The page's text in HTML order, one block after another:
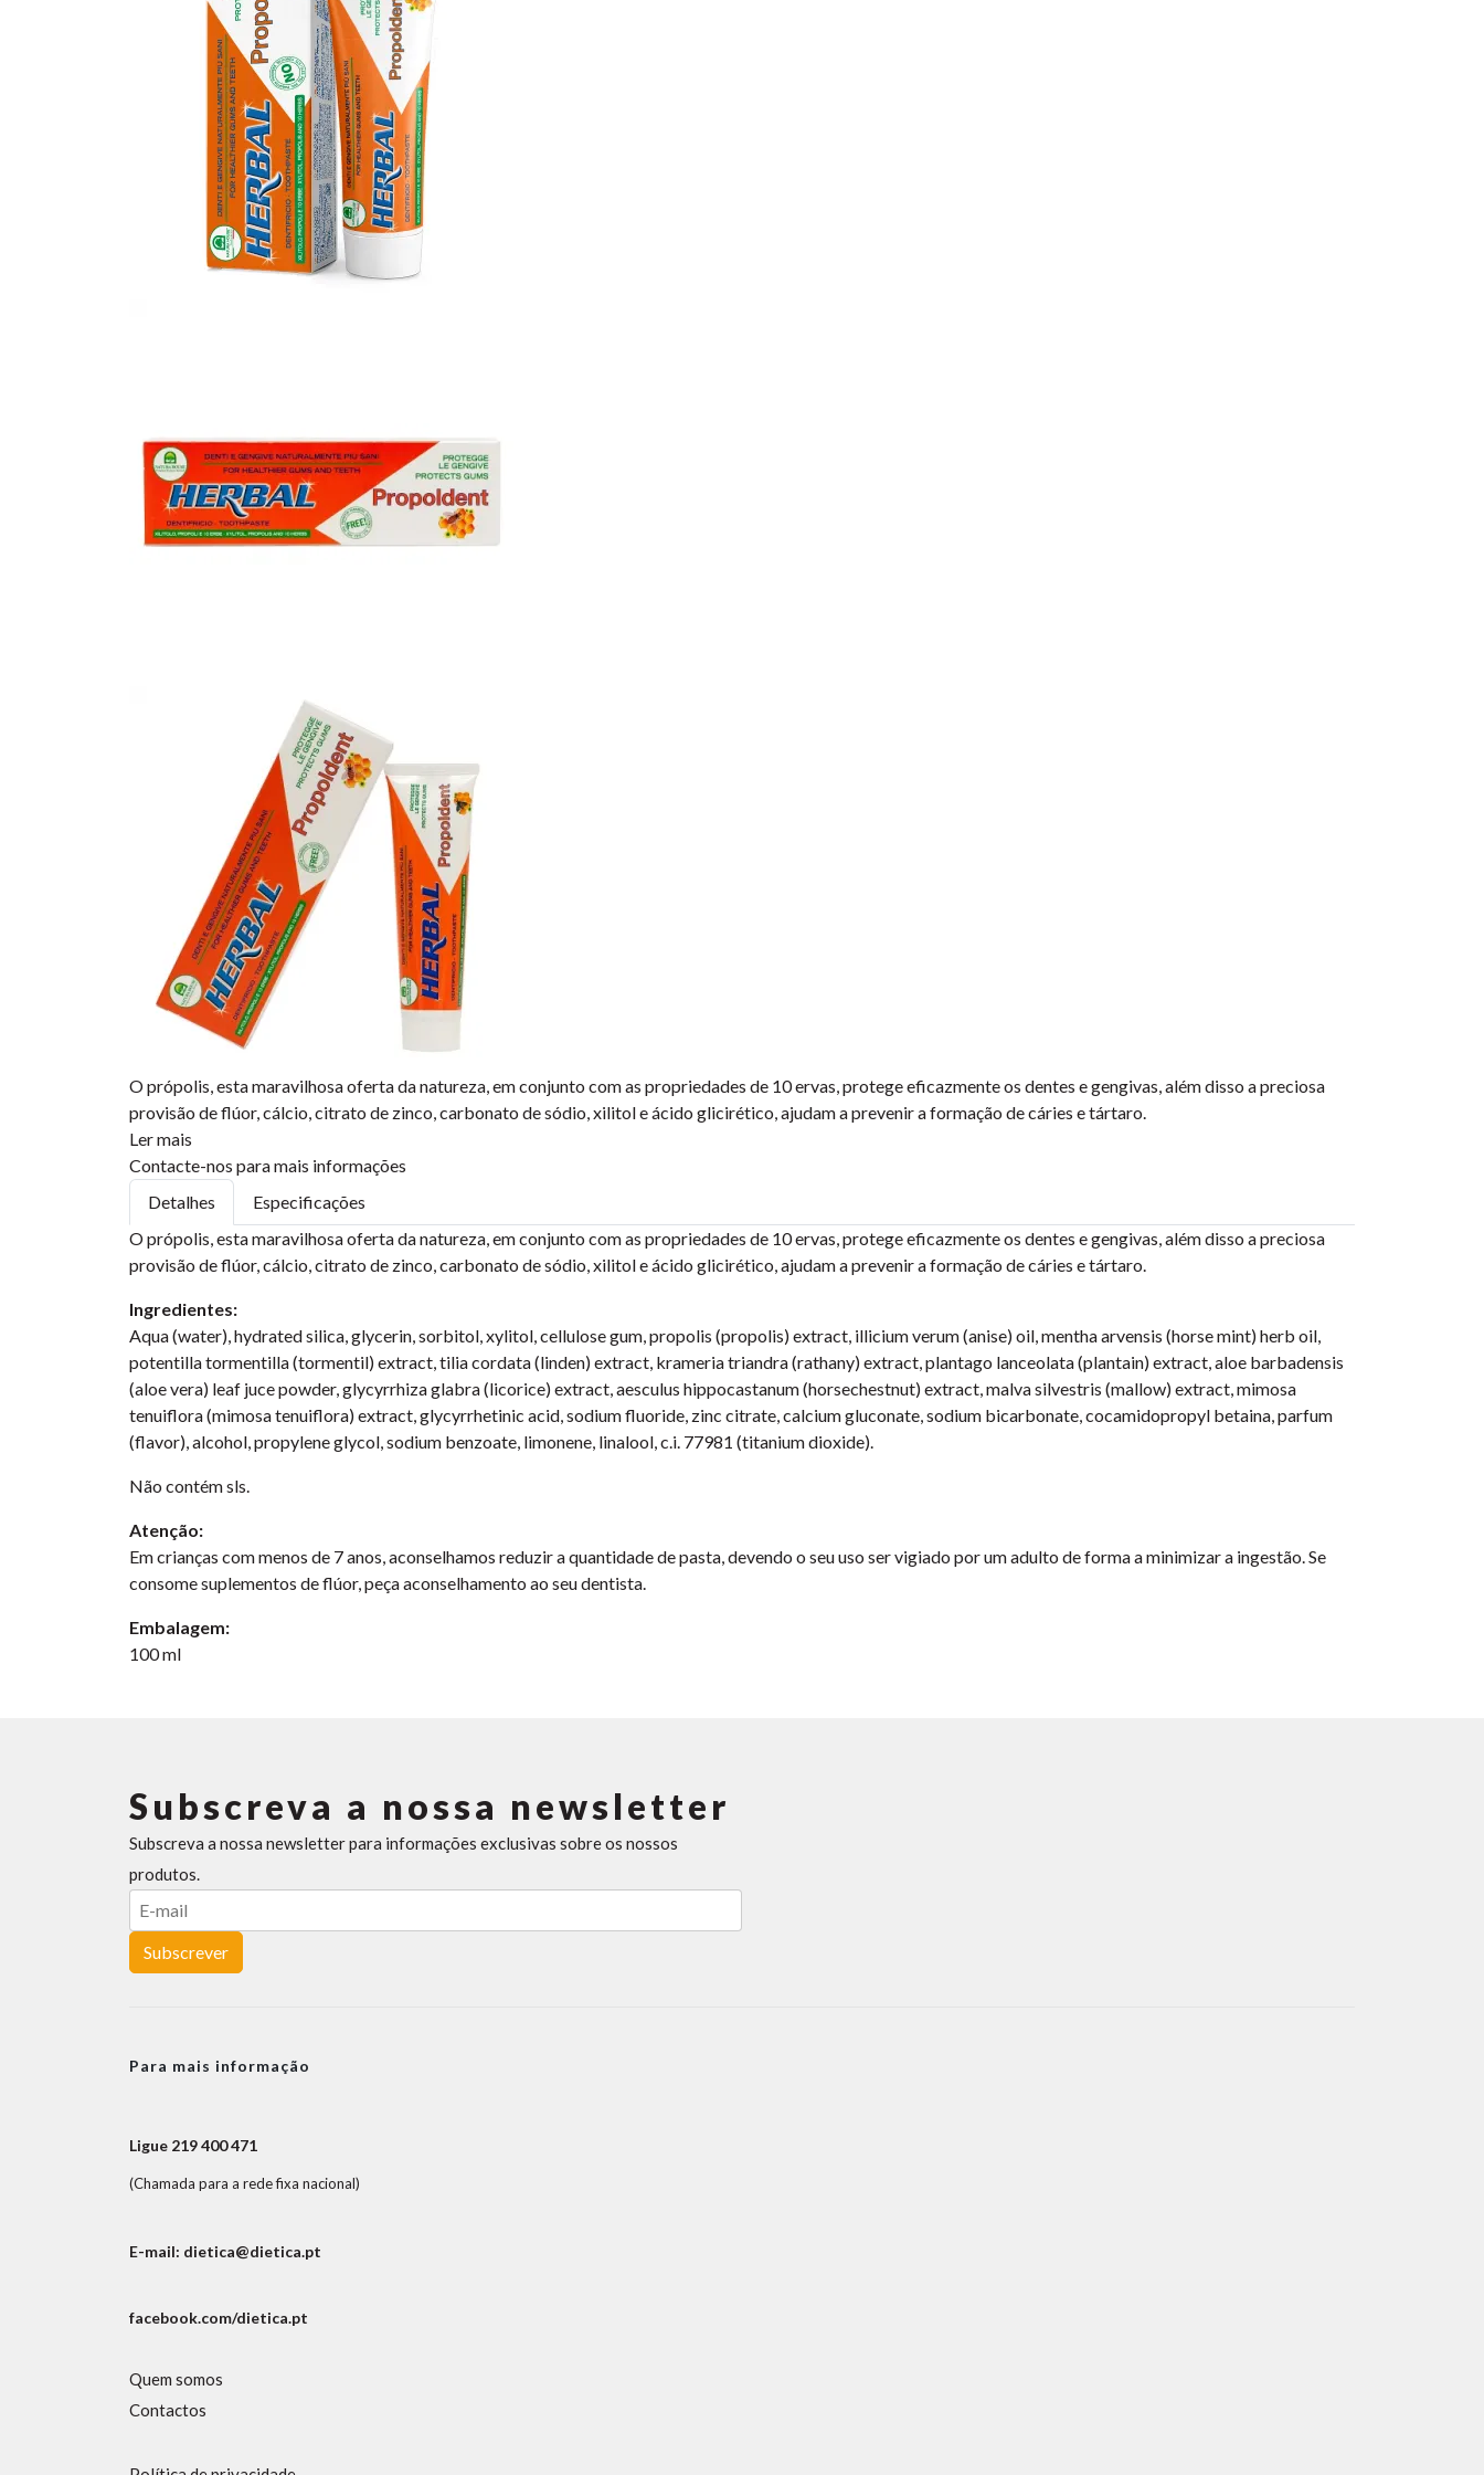
O própolis, esta maravilhosa oferta da natureza, em conjunto com as propriedades de 10 ervas, protege eficazmente os dentes e gengivas, além disso a preciosa
provisão de flúor, cálcio, citrato de zinco, carbonato de sódio, xilitol e ácido glicirético, ajudam a prevenir a formação de cáries e tártaro.
Ler mais
Contacte-nos para mais informações
Detalhes
Especificações
O própolis, esta maravilhosa oferta da natureza, em conjunto com as propriedades de 10 ervas, protege eficazmente os dentes e gengivas, além disso a preciosa
provisão de flúor, cálcio, citrato de zinco, carbonato de sódio, xilitol e ácido glicirético, ajudam a prevenir a formação de cáries e tártaro.
Ingredientes:
Aqua (water), hydrated silica, glycerin, sorbitol, xylitol, cellulose gum, propolis (propolis) extract, illicium verum (anise) oil, mentha arvensis (horse mint) herb oil,
potentilla tormentilla (tormentil) extract, tilia cordata (linden) extract, krameria triandra (rathany) extract, plantago lanceolata (plantain) extract, aloe barbadensis
(aloe vera) leaf juce powder, glycyrrhiza glabra (licorice) extract, aesculus hippocastanum (horsechestnut) extract, malva silvestris (mallow) extract, mimosa
tenuiflora (mimosa tenuiflora) extract, glycyrrhetinic acid, sodium fluoride, zinc citrate, calcium gluconate, sodium bicarbonate, cocamidopropyl betaina, parfum
(flavor), alcohol, propylene glycol, sodium benzoate, limonene, linalool, c.i. 77981 (titanium dioxide).
Não contém sls.
Atenção:
Em crianças com menos de 7 anos, aconselhamos reduzir a quantidade de pasta, devendo o seu uso ser vigiado por um adulto de forma a minimizar a ingestão. Se
consome suplementos de flúor, peça aconselhamento ao seu dentista.
Embalagem:
100 ml
Subscreva a nossa newsletter
Subscreva a nossa newsletter para informações exclusivas sobre os nossos
produtos.
Subscrever
Para mais informação
Ligue 219 400 471
(Chamada para a rede fixa nacional)
E-mail: dietica@dietica.pt
facebook.com/dietica.pt
Quem somos
Contactos